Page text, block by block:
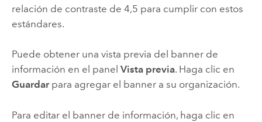
relación de contraste de 4,5 para cumplir con estos
estándares.
Puede obtener una vista previa del banner de
información en el panel Vista previa. Haga clic en
Guardarpara agregar el banner a su organización.
Para editar el banner de información, haga clic en